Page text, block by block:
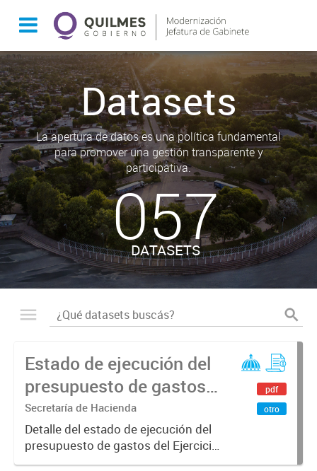
Datasets
La apertura de datos es una política fundamental
para promover una gestión transparente y
participativa.
057
DATASETS
Estado de ejecución del
presupuesto de gastos -
Ejercicio 2023
Secretaría de Hacienda
Detalle del estado de ejecución del
presupuesto de gastos del Ejercicio
2023 desagregado hasta partida
pdf
otro